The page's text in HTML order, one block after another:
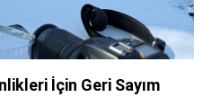
İçin Geri Sayım